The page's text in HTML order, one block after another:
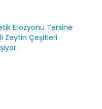
Erozyonu Tersine
Zeytin Çeşitleri